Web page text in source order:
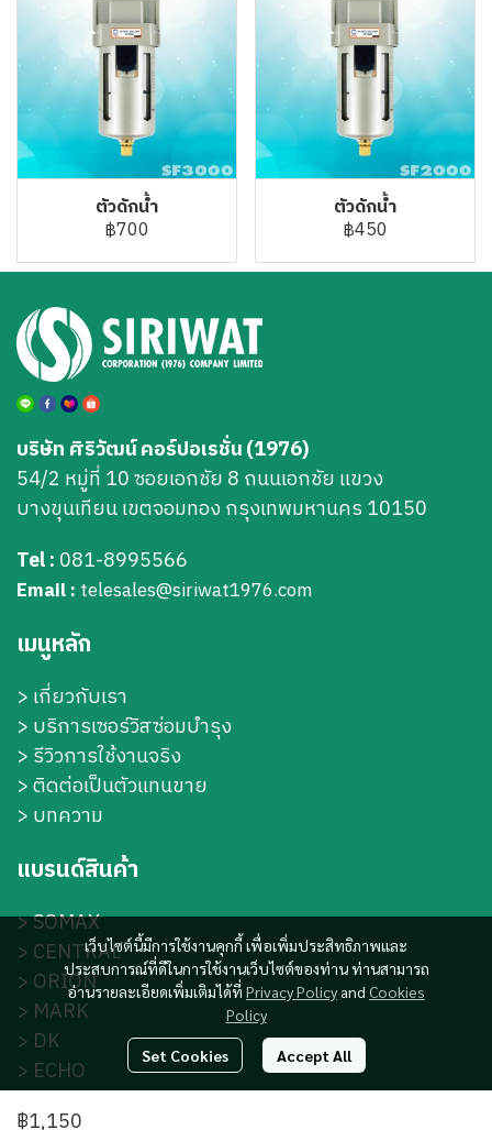
ตัวดักน้ำ
฿700
ตัวดักน้ำ
฿450
฿1,150
เว็บไซต์นี้มีการใช้งานคุกกี้ เพื่อเพิ่มประสิทธิภาพและ
ประสบการณ์ที่ดีในการใช้งานเว็บไซต์ของท่าน ท่านสามารถ
อ่านรายละเอียดเพิ่มเติมได้ที่ Privacy Policyand Cookies
Policy
Set Cookies Accept All
บริษัท ศิริวัฒน์ คอร์ปอเรชั่น (1976)
54/2 หมู่ที่ 10 ซอยเอกชัย 8 ถนนเอกชัย แขวง
บางขุนเทียน เขตจอมทอง กรุงเทพมหานคร 10150
Tel : 081-8995566
Email : telesales@siriwat1976.com
เมนูหลัก
> เกี่ยวกับเรา
> บริการเซอร์วิสซ่อมบำรุง
> รีวิวการใช้งานจริง
> ติดต่อเป็นตัวแทนขาย
> บทความ
แบรนด์สินค้า
>SOMAX
> CENTRAL
> ORION
> MARK
> DK
> ECHO
>S-DK